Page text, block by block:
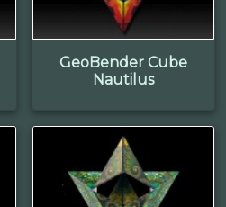
GeoBender Cube
Nautilus